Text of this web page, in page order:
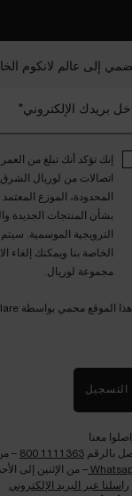
إلى عالم لانكوم
بريدك الإلكتروني*
اتصالات من لوريال
المحدودة، الموزع
بشأن المنتجات الجديدة
الترويجية الموسمية.
الخاصة بنا ويمكنك
مجموعة لوريال.
هذا الموقع محمي بواسطة Cloudflare ويخضع
التسجيل
معنا
بالرقم 1111363 800
– من
– من الإثنين إلى الأحد: 9 صباحًا حتى 9
راسلنا عبر البريد الإلكتروني